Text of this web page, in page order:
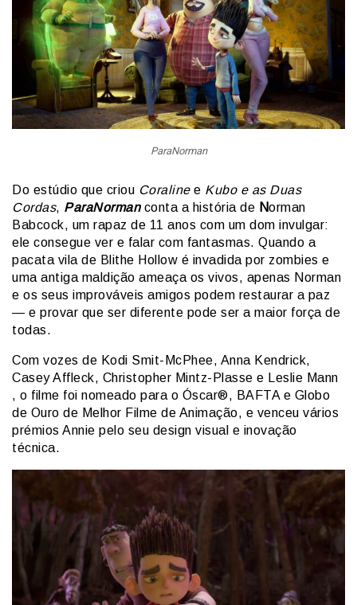
ParaNorman
Do estúdio que criou Coralinee Kubo e as Duas
Cordas, ParaNormanconta a história de Norman
Babcock, um rapaz de 11 anos com um dom invulgar:
ele consegue ver e falar com fantasmas. Quando a
pacata vila de Blithe Hollow é invadida por zombies e
uma antiga maldição ameaça os vivos, apenas Norman
e os seus improváveis amigos podem restaurar a paz
— e provar que ser diferente pode ser a maior força de
todas.
Com vozes de Kodi Smit-McPhee, Anna Kendrick,
Casey Affleck, Christopher Mintz-Plasse e Leslie Mann
, o filme foi nomeado para o Óscar®, BAFTA e Globo
de Ouro de Melhor Filme de Animação, e venceu vários
prémios Annie pelo seu design visual e inovação
técnica.